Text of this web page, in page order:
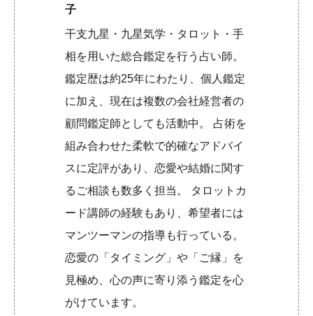
子
干支九星・九星気学・タロット・手
相を用いた総合鑑定を行う占い師。
鑑定歴は約25年にわたり、個人鑑定
に加え、現在は複数の会社経営者の
顧問鑑定師としても活動中。 占術を
組み合わせた柔軟で的確なアドバイ
スに定評があり、恋愛や結婚に関す
るご相談も数多く担当。 タロットカ
ード講師の経験もあり、希望者には
マンツーマンの指導も行っている。
恋愛の「タイミング」や「ご縁」を
見極め、心の声に寄り添う鑑定を心
がけています。